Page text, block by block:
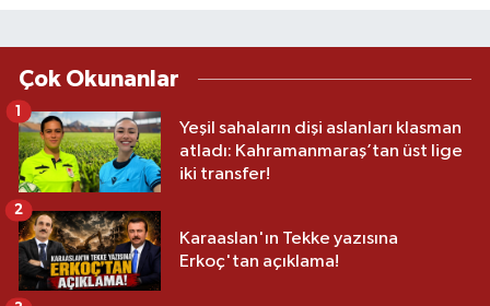
Çok Okunanlar
Yeşil sahaların dişi aslanları klasman
atladı: Kahramanmaraş’tan üst lige
iki transfer!
1
Karaaslan'ın Tekke yazısına
Erkoç'tan açıklama!
2